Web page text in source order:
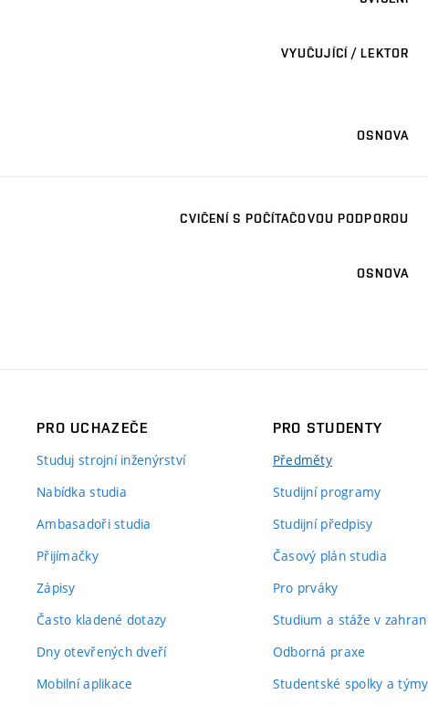
VYUČUJÍCÍ / LEKTOR
OSNOVA
CVIČENÍ S POČÍTAČOVOU PODPOROU
OSNOVA
PRO UCHAZEČE
Studuj strojní inženýrství
Nabídka studia
Ambasadoři studia
Přijímačky
Zápisy
Často kladené dotazy
Dny otevřených dveří
Mobilní aplikace
PRO STUDENTY
Předměty
Studijní programy
Studijní předpisy
Časový plán studia
Pro prváky
Studium a stáže v
Odborná praxe
Studentské spolky a týmy